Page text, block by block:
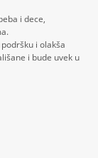
i dece,
i olakša
i bude uvek u